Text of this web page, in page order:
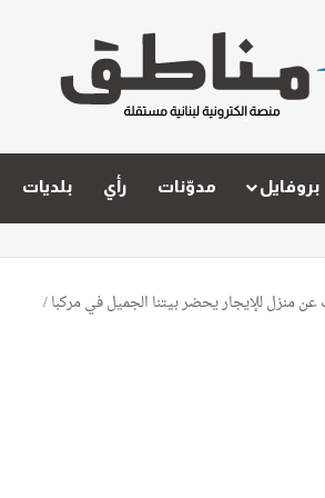
بروفايل مدوّنات رأي بلديات
عن منزل للإيجار يحضر بيتنا الجميل في مركبا/